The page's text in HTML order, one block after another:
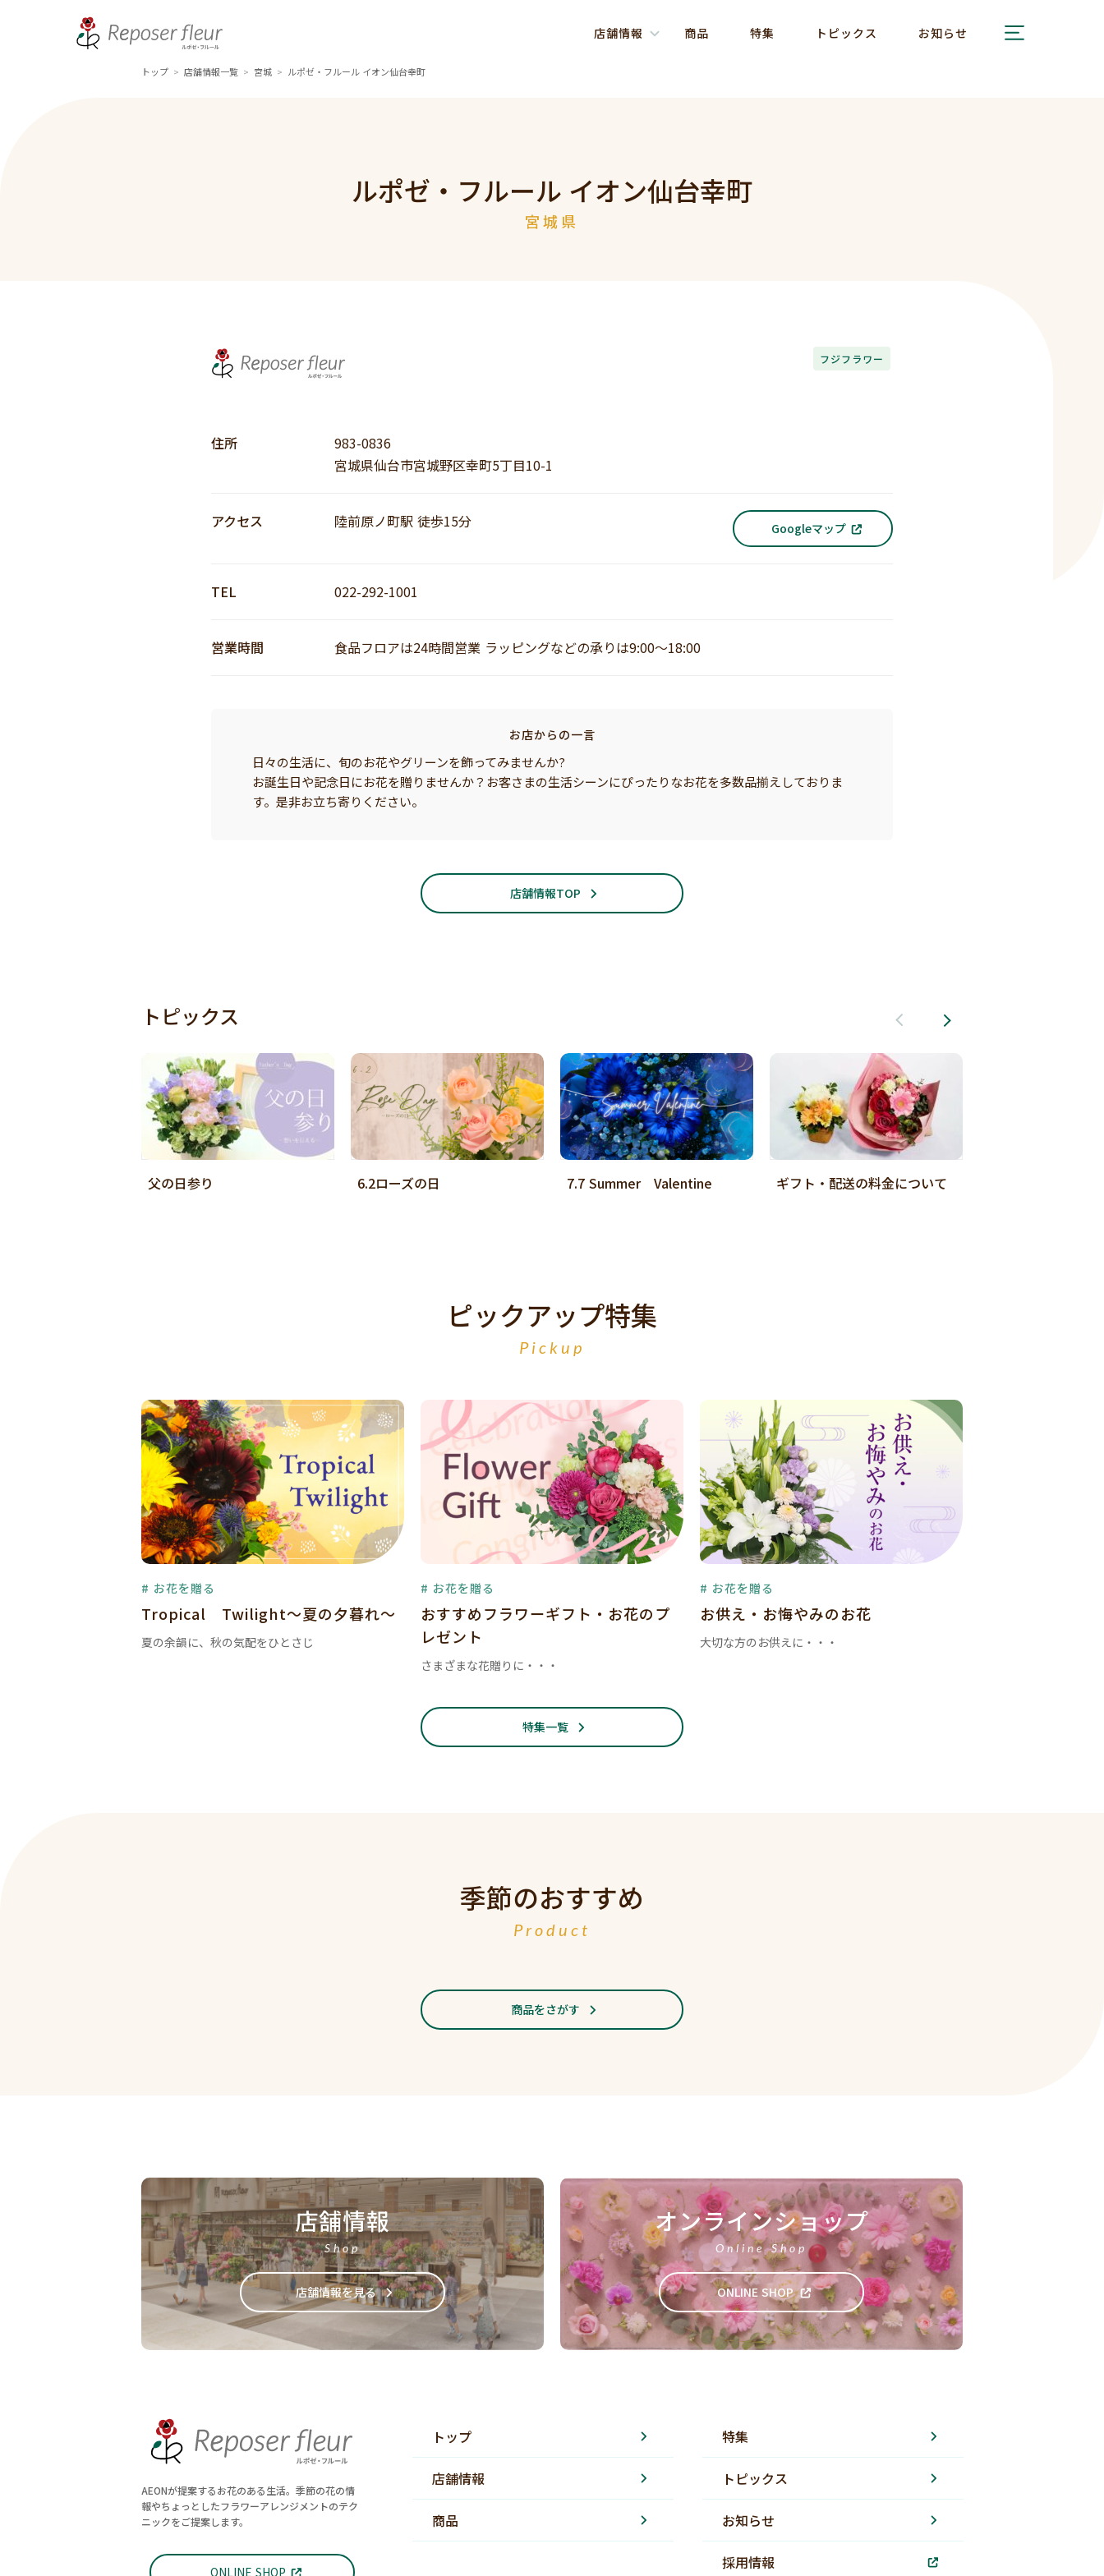
店舗情報 商品 特集 トピックス お知らせ
トップ > 店舗情報一覧 > 宮城 > ルポゼ・フルール イオン仙台幸町
ルポゼ・フルール イオン仙台幸町
宮城県
フジフラワー
住所
983-0836
宮城県仙台市宮城野区幸町5丁目10-1
アクセス 陸前原ノ町駅 徒歩15分 Googleマップ
TEL 022-292-1001
営業時間 食品フロアは24時間営業 ラッピングなどの承りは9:00～18:00
お店からの一言
日々の生活に、旬のお花やグリーンを飾ってみませんか?
お誕生日や記念日にお花を贈りませんか？お客さまの生活シーンにぴったりなお花を多数品揃えしておりま
す。是非お立ち寄りください。
店舗情報TOP
トピックス
父の日参り 6.2ローズの日 7.7 Summer Valentine ギフト・配送の料金について
ピックアップ特集
Pickup
# お花を贈る
Tropical Twilight～夏の夕暮れ～
夏の余韻に、秋の気配をひとさじ
# お花を贈る
おすすめフラワーギフト・お花のプ
レゼント
さまざまな花贈りに・・・
# お花を贈る
お供え・お悔やみのお花
大切な方のお供えに・・・
特集一覧
季節のおすすめ
Product
商品をさがす
店舗情報
Shop
店舗情報を見る
オンラインショップ
Online Shop
ONLINE SHOP
AEONが提案するお花のある生活。季節の花の情
報やちょっとしたフラワーアレンジメントのテク
ニックをご提案します。
ONLINE SHOP
トップ
店舗情報
商品
特集
トピックス
お知らせ
採用情報